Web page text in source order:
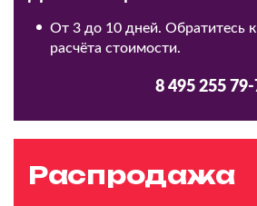
От 3 до 10 дней. Обратитесь
расчёта стоимости.
8 495 255
Распродажа